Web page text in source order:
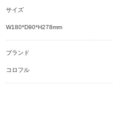
サイズ
W180*D90*H278mm
ブランド
コロフル